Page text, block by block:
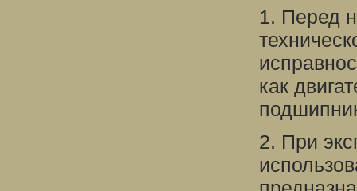
1. Перед
как
2. При